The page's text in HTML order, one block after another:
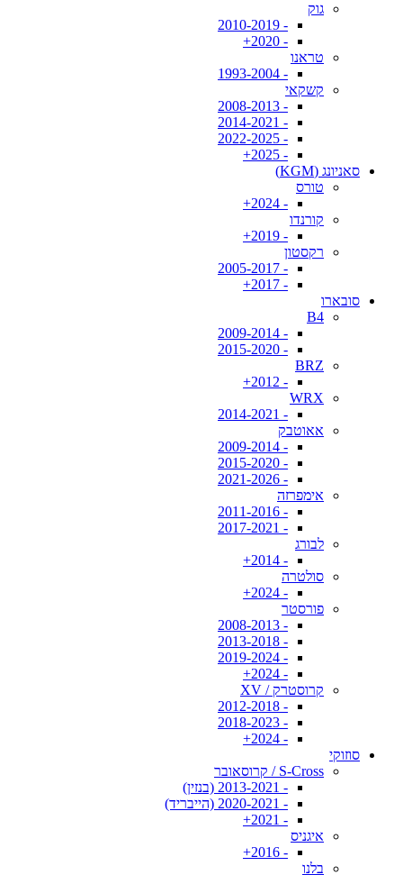
גוק
- 2010-2019
- 2020+
טראנו
- 1993-2004
קשקאי
- 2008-2013
- 2014-2021
- 2022-2025
- 2025+
סאניונג (KGM)
טורס
- 2024+
קורנדו
- 2019+
רקסטון
- 2005-2017
- 2017+
סובארו
B4
- 2009-2014
- 2015-2020
BRZ
- 2012+
WRX
- 2014-2021
אאוטבק
- 2009-2014
- 2015-2020
- 2021-2026
אימפרזה
- 2011-2016
- 2017-2021
לבורג
- 2014+
סולטרה
- 2024+
פורסטר
- 2008-2013
- 2013-2018
- 2019-2024
- 2024+
קרוסטרק / XV
- 2012-2018
- 2018-2023
- 2024+
סוזוקי
S-Cross / קרוסאובר
- 2013-2021 (בנזין)
- 2020-2021 (הייבריד)
- 2021+
איגניס
- 2016+
בלנו